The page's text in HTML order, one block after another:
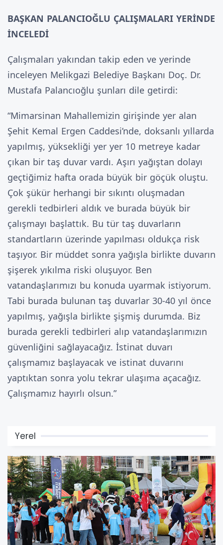
BAŞKAN PALANCIOĞLU ÇALIŞMALARI YERİNDE
İNCELEDİ
Çalışmaları yakından takip eden ve yerinde
inceleyen Melikgazi Belediye Başkanı Doç. Dr.
Mustafa Palancıoğlu şunları dile getirdi:
“Mimarsinan Mahallemizin girişinde yer alan
Şehit Kemal Ergen Caddesi’nde, doksanlı yıllarda
yapılmış, yüksekliği yer yer 10 metreye kadar
çıkan bir taş duvar vardı. Aşırı yağıştan dolayı
geçtiğimiz hafta orada büyük bir göçük oluştu.
Çok şükür herhangi bir sıkıntı oluşmadan
gerekli tedbirleri aldık ve burada büyük bir
çalışmayı başlattık. Bu tür taş duvarların
standartların üzerinde yapılması oldukça risk
taşıyor. Bir müddet sonra yağışla birlikte duvarın
şişerek yıkılma riski oluşuyor. Ben
vatandaşlarımızı bu konuda uyarmak istiyorum.
Tabi burada bulunan taş duvarlar 30-40 yıl önce
yapılmış, yağışla birlikte şişmiş durumda. Biz
burada gerekli tedbirleri alıp vatandaşlarımızın
güvenliğini sağlayacağız. İstinat duvarı
çalışmamız başlayacak ve istinat duvarını
yaptıktan sonra yolu tekrar ulaşıma açacağız.
Çalışmamız hayırlı olsun.”
Yerel